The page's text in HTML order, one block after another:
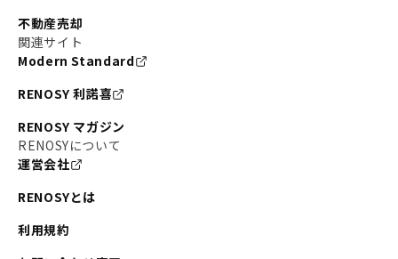
不動産売却
関連サイト
Modern Standard
RENOSY 利諾喜
RENOSY マガジン
RENOSYについて
運営会社
RENOSYとは
利用規約